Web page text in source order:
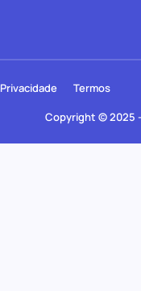
Copyright © 2025
Privacidade Termos